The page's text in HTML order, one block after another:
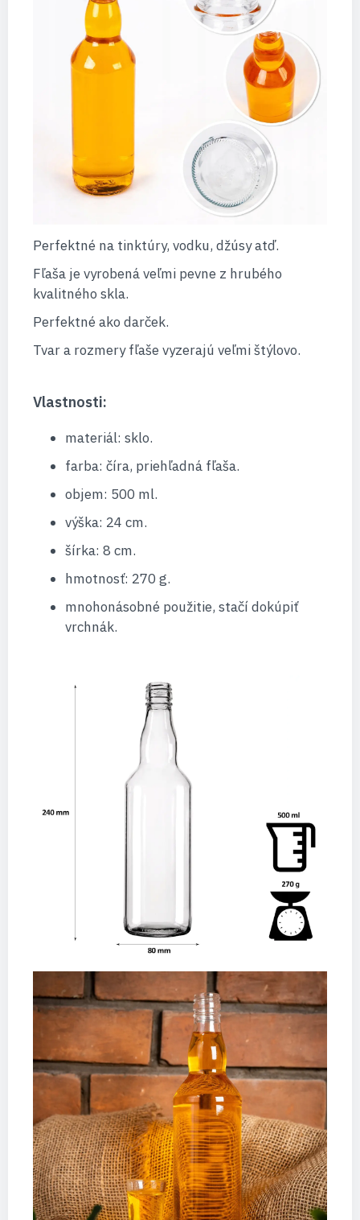
Perfektné na tinktúry, vodku, džúsy atď.
Fľaša je vyrobená veľmi pevne z hrubého
kvalitného skla.
Perfektné ako darček.
Tvar a rozmery fľaše vyzerajú veľmi štýlovo.
Vlastnosti:
materiál: sklo.
farba: číra, priehľadná fľaša.
objem: 500 ml.
výška: 24 cm.
šírka: 8 cm.
hmotnosť: 270 g.
mnohonásobné použitie, stačí dokúpiť
vrchnák.